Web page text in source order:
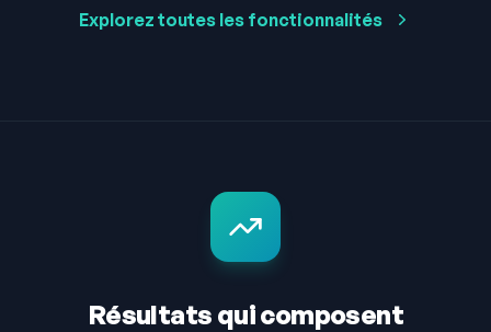
Explorez toutes les fonctionnalités
Résultats qui composent